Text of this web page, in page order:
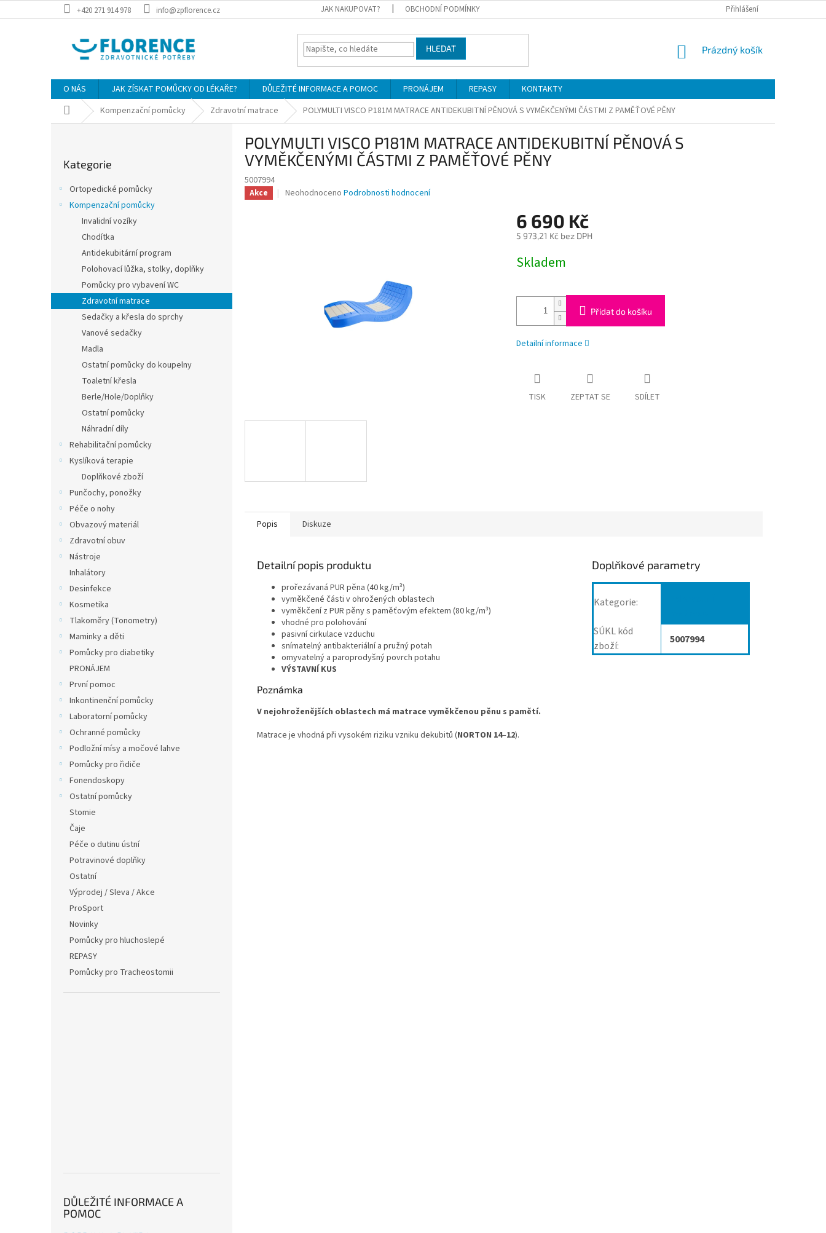
na
+420 271 914 978 info@zpflorence.cz JAK NAKUPOVAT? OBCHODNÍ PODMÍNKY Přihlášení
HLEDAT
NÁKUPNÍ
Prázdný košík
O NÁS JAK ZÍSKAT POMŮCKY OD LÉKAŘE? DŮLEŽITÉ INFORMACE A POMOC PRONÁJEM REPASY
KONTAKTY
Domů Kompenzační pomůcky Zdravotní matrace POLYMULTI VISCO P181M MATRACE ANTIDEKUBITNÍ PĚNOVÁ S VYMĚKČENÝMI ČÁSTMI Z PAMĚŤOVÉ PĚNY
e
l
kategorie
Kategorie
Ortopedické pomůcky
Kompenzační pomůcky
Invalidní vozíky
Chodítka
Antidekubitární program
Polohovací lůžka, stolky, doplňky
Pomůcky pro vybavení WC
Zdravotní matrace
Sedačky a křesla do sprchy
Vanové sedačky
Madla
Ostatní pomůcky do koupelny
Toaletní křesla
Berle/Hole/Doplňky
Ostatní pomůcky
Náhradní díly
Rehabilitační pomůcky
Kyslíková terapie
Doplňkové zboží
Punčochy, ponožky
Péče o nohy
Obvazový materiál
Zdravotní obuv
Nástroje
Inhalátory
Desinfekce
Kosmetika
Tlakoměry (Tonometry)
Maminky a děti
Pomůcky pro diabetiky
PRONÁJEM
První pomoc
Inkontinenční pomůcky
Laboratorní pomůcky
Ochranné pomůcky
Podložní mísy a močové lahve
Pomůcky pro řidiče
Fonendoskopy
Ostatní pomůcky
Stomie
Čaje
Péče o dutinu ústní
Potravinové doplňky
Ostatní
Výprodej / Sleva / Akce
ProSport
Novinky
Pomůcky pro hluchoslepé
REPASY
Pomůcky pro Tracheostomii
DŮLEŽITÉ INFORMACE A
POMOC
POLYMULTI VISCO P181M MATRACE ANTIDEKUBITNÍ PĚNOVÁ S
VYMĚKČENÝMI ČÁSTMI Z PAMĚŤOVÉ PĚNY
5007994
Akce
Průměrné
Neohodnoceno Podrobnosti hodnocení
6 690 Kč
5 973,21 Kč bez DPH
cena:
Skladem
Přidat do košíku
Detailní informace
TISK ZEPTAT SE SDÍLET
Popis Diskuze
Detailní popis produktu
prořezávaná PUR pěna (40 kg/m³)
vyměkčené části v ohrožených oblastech
vyměkčení z PUR pěny s paměťovým efektem (80 kg/m³)
vhodné pro polohování
pasivní cirkulace vzduchu
snímatelný antibakteriální a pružný potah
omyvatelný a paroprodyšný povrch potahu
VÝSTAVNÍ KUS
Poznámka
V nejohroženějších oblastech má matrace vyměkčenou pěnu s pamětí.
Matrace je vhodná při vysokém riziku vzniku dekubitů (NORTON 14–12).
Doplňkové parametry
Kategorie:
SÚKL kód
zboží: 5007994